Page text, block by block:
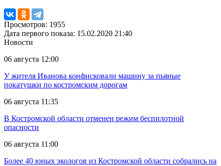
Просмотров: 1955
Дата первого показа: 15.02.2020 21:40
Новости
06 августа 12:00
У жителя Иванова конфисковали машину за пьяные
покатушки по костромским дорогам
06 августа 11:35
В Костромской области отменен режим беспилотной
опасности
06 августа 11:00
Более 40 юных экологов из Костромской области собрались на